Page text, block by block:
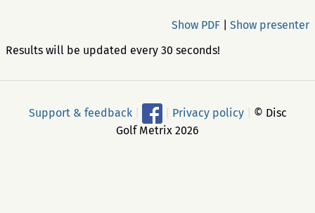
Show presenter
Show PDF
Results will be updated every 30 seconds!
Support & feedback Privacy policy
© Disc
Golf Metrix 2026